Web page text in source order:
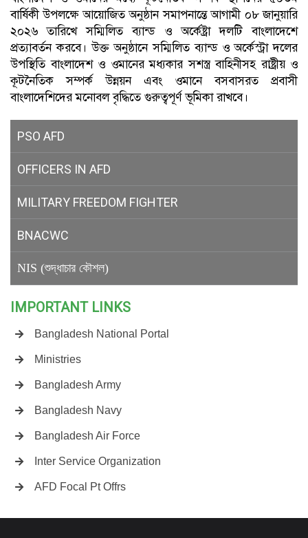
বার্ষিকী উপলক্ষে আয়োজিত অনুষ্ঠান সমাপনান্তে আগামী ০৮ জানুয়ারি
২০২৬ তারিখে সম্মিলিত ব্যান্ড ও অর্কেষ্ট্রা দলটি বাংলাদেশে
প্রত্যাবর্তন করবে। উক্ত অনুষ্ঠানে সম্মিলিত ব্যান্ড ও অর্কেস্ট্রা দলের
উপস্থিতি বাংলাদেশ ও ওমানের মধ্যকার সশস্ত্র বাহিনীসহ রাষ্ট্রীয় ও
কূটনৈতিক সম্পর্ক উন্নয়ন এবং ওমানে বসবাসরত প্রবাসী
বাংলাদেশিদের মনোবল বৃদ্ধিতে গুরুত্বপূর্ণ ভূমিকা রাখবে।
PSO AFD
OFFICERS IN AFD
MILITARY FREEDOM FIGHTER
BNACWC
NIS (শুদ্ধাচার কৌশল)
IMPORTANT LINKS
Bangladesh National Portal
Ministries
Bangladesh Army
Bangladesh Navy
Bangladesh Air Force
Inter Service Organization
AFD Focal Pt Offrs